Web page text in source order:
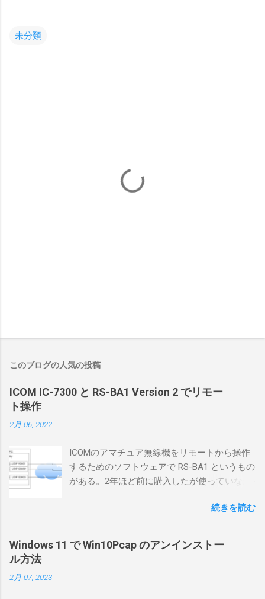
未分類
このブログの人気の投稿
ICOM IC-7300 と RS-BA1 Version 2 でリモー
ト操作
2月 06, 2022
ICOMのアマチュア無線機をリモートから操作
するためのソフトウェアで RS-BA1 というもの
がある。2年ほど前に購入したが使っていなか
としているので、リモートから操作できる無
線局構築のために、真面目に使ってみること
くだろうと思ったのだが、ちっともそんなに
続きを読む
Windows 11 で Win10Pcap のアンインストー
ル方法
2月 07, 2023